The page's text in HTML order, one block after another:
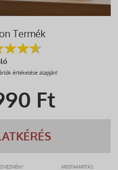
Termék
értékelése alapján!
Ft
MEGTAKARÍTÁS